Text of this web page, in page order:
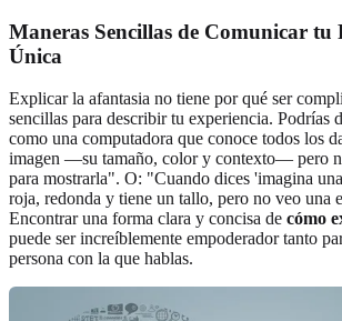
Maneras Sencillas de Comunicar tu
Única
Explicar la afantasia no tiene por qué ser
sencillas para describir tu experiencia. Podrías
como una computadora que conoce todos los
imagen —su tamaño, color y contexto— pero
para mostrarla". O: "Cuando dices 'imagina
roja, redonda y tiene un tallo, pero no veo una
Encontrar una forma clara y concisa de cómo
puede ser increíblemente empoderador tanto
persona con la que hablas.